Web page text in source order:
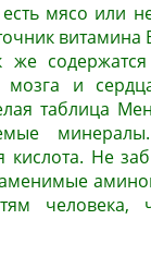
мясо или
витамина
мозга и
таблица
кислота. Не